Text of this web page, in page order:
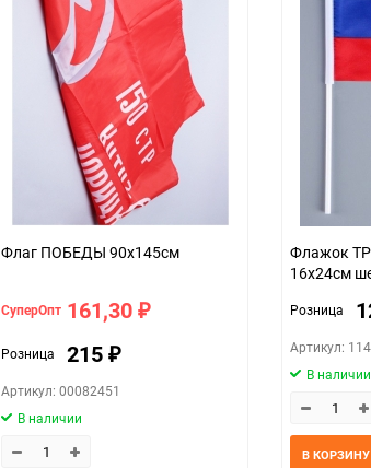
Флаг ПОБЕДЫ 90х145см
СуперОпт 161,30 ₽
Розница 215 ₽
Артикул: 00082451
В наличии
Флажок
16х24см
Розница
Артикул:
В наличии
В КОРЗИНУ